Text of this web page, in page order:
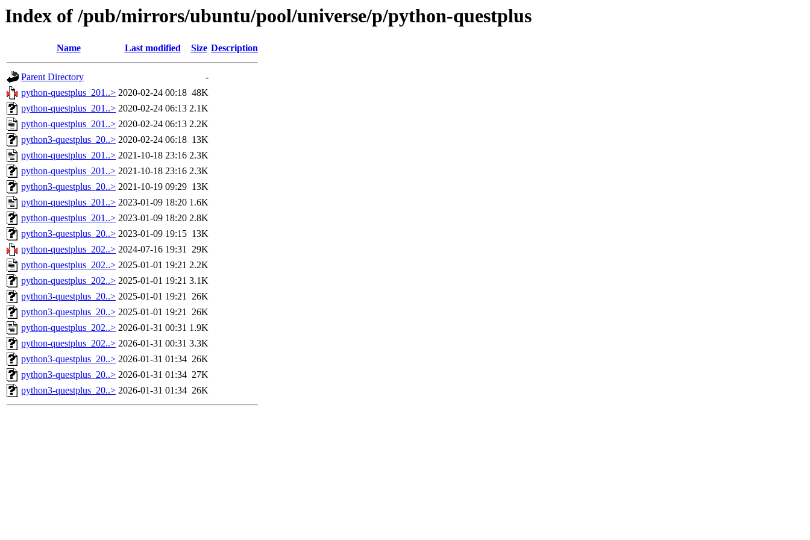
Index of /pub/mirrors/ubuntu/pool/universe/p/python-questplus
Name Last modified Size Description
Parent Directory
-
python-questplus_201..> 2020-02-24 00:18 48K
python-questplus_201..> 2020-02-24 06:13 2.1K
python-questplus_201..> 2020-02-24 06:13 2.2K
python3-questplus_20..> 2020-02-24 06:18 13K
python-questplus_201..> 2021-10-18 23:16 2.3K
python-questplus_201..> 2021-10-18 23:16 2.3K
python3-questplus_20..> 2021-10-19 09:29 13K
python-questplus_201..> 2023-01-09 18:20 1.6K
python-questplus_201..> 2023-01-09 18:20 2.8K
python3-questplus_20..> 2023-01-09 19:15 13K
python-questplus_202..> 2024-07-16 19:31 29K
python-questplus_202..> 2025-01-01 19:21 2.2K
python-questplus_202..> 2025-01-01 19:21 3.1K
python3-questplus_20..> 2025-01-01 19:21 26K
python3-questplus_20..> 2025-01-01 19:21 26K
python-questplus_202..> 2026-01-31 00:31 1.9K
python-questplus_202..> 2026-01-31 00:31 3.3K
python3-questplus_20..> 2026-01-31 01:34 26K
python3-questplus_20..> 2026-01-31 01:34 27K
python3-questplus_20..> 2026-01-31 01:34 26K